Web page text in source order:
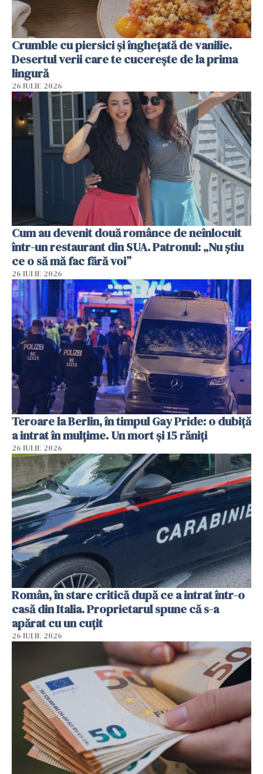
Crumble cu piersici și înghețată de vanilie.
Desertul verii care te cucerește de la prima
lingură
26 IULIE 2026
Cum au devenit două românce de neînlocuit
într-un restaurant din SUA. Patronul: „Nu știu
ce o să mă fac fără voi”
26 IULIE 2026
Teroare la Berlin, în timpul Gay Pride: o dubiță
a intrat în mulțime. Un mort și 15 răniți
26 IULIE 2026
Român, în stare critică după ce a intrat într-o
casă din Italia. Proprietarul spune că s-a
apărat cu un cuțit
26 IULIE 2026